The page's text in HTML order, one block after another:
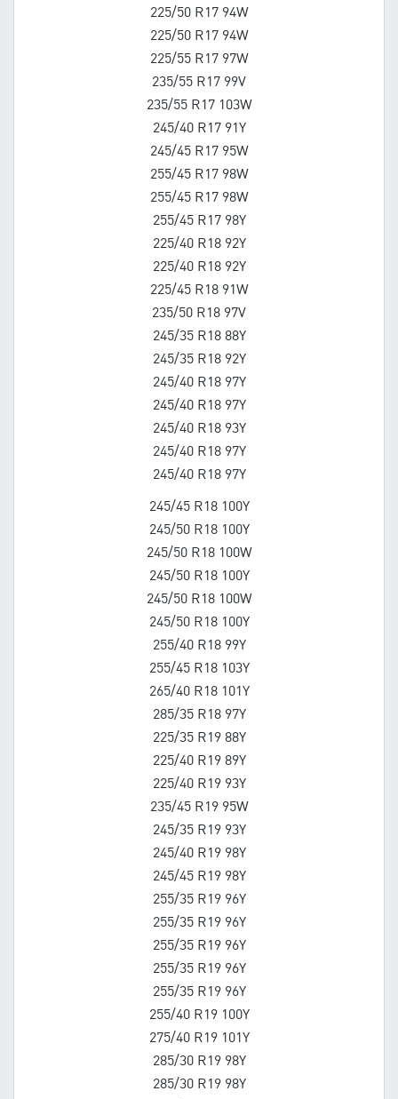
225/50 R17 94W
225/50 R17 94W
225/55 R17 97W
235/55 R17 99V
235/55 R17 103W
245/40 R17 91Y
245/45 R17 95W
255/45 R17 98W
255/45 R17 98W
255/45 R17 98Y
225/40 R18 92Y
225/40 R18 92Y
225/45 R18 91W
235/50 R18 97V
245/35 R18 88Y
245/35 R18 92Y
245/40 R18 97Y
245/40 R18 97Y
245/40 R18 93Y
245/40 R18 97Y
245/40 R18 97Y
245/45 R18 100Y
245/50 R18 100Y
245/50 R18 100W
245/50 R18 100Y
245/50 R18 100W
245/50 R18 100Y
255/40 R18 99Y
255/45 R18 103Y
265/40 R18 101Y
285/35 R18 97Y
225/35 R19 88Y
225/40 R19 89Y
225/40 R19 93Y
235/45 R19 95W
245/35 R19 93Y
245/40 R19 98Y
245/45 R19 98Y
255/35 R19 96Y
255/35 R19 96Y
255/35 R19 96Y
255/35 R19 96Y
255/35 R19 96Y
255/40 R19 100Y
275/40 R19 101Y
285/30 R19 98Y
285/30 R19 98Y